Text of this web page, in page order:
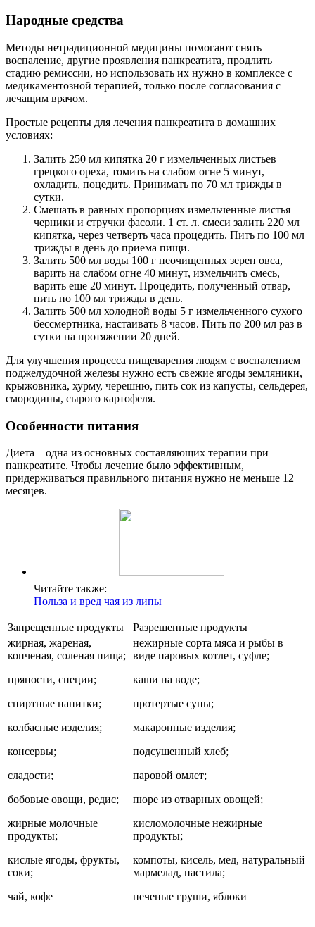
Народные средства
Методы нетрадиционной медицины помогают снять
воспаление, другие проявления панкреатита, продлить
стадию ремиссии, но использовать их нужно в комплексе с
медикаментозной терапией, только после согласования с
лечащим врачом.
Простые рецепты для лечения панкреатита в домашних
условиях:
Залить 250 мл кипятка 20 г измельченных листьев
грецкого ореха, томить на слабом огне 5 минут,
охладить, поцедить. Принимать по 70 мл трижды в
сутки.
Смешать в равных пропорциях измельченные листья
черники и стручки фасоли. 1 ст. л. смеси залить 220 мл
кипятка, через четверть часа процедить. Пить по 100 мл
трижды в день до приема пищи.
Залить 500 мл воды 100 г неочищенных зерен овса,
варить на слабом огне 40 минут, измельчить смесь,
варить еще 20 минут. Процедить, полученный отвар,
пить по 100 мл трижды в день.
Залить 500 мл холодной воды 5 г измельченного сухого
бессмертника, настаивать 8 часов. Пить по 200 мл раз в
сутки на протяжении 20 дней.
Для улучшения процесса пищеварения людям с воспалением
поджелудочной железы нужно есть свежие ягоды земляники,
крыжовника, хурму, черешню, пить сок из капусты, сельдерея,
смородины, сырого картофеля.
Особенности питания
Диета – одна из основных составляющих терапии при
панкреатите. Чтобы лечение было эффективным,
придерживаться правильного питания нужно не меньше 12
месяцев.
Читайте также:
Польза и вред чая из липы
Запрещенные продукты
Разрешенные продукты
жирная, жареная,
копченая, соленая пища;
пряности, специи;
спиртные напитки;
колбасные изделия;
консервы;
сладости;
бобовые овощи, редис;
жирные молочные
продукты;
кислые ягоды, фрукты,
соки;
чай, кофе
нежирные сорта мяса и рыбы в
виде паровых котлет, суфле;
каши на воде;
протертые супы;
макаронные изделия;
подсушенный хлеб;
паровой омлет;
пюре из отварных овощей;
кисломолочные нежирные
продукты;
компоты, кисель, мед, натуральный
мармелад, пастила;
печеные груши, яблоки